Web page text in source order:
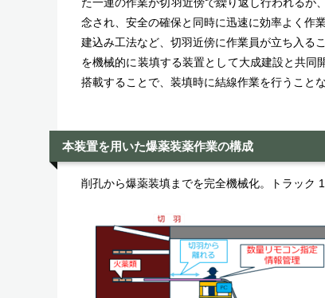
念され、安全の確保と同時に迅速に効率よく作
建込み工法など、切羽近傍に作業員が立ち入る
を機械的に装填する装置として大成建設と共
搭載することで、装填時に結線作業を行うこと
本装置を用いた爆薬装薬作業の構成
削孔から爆薬装填までを完全機械化。トラック